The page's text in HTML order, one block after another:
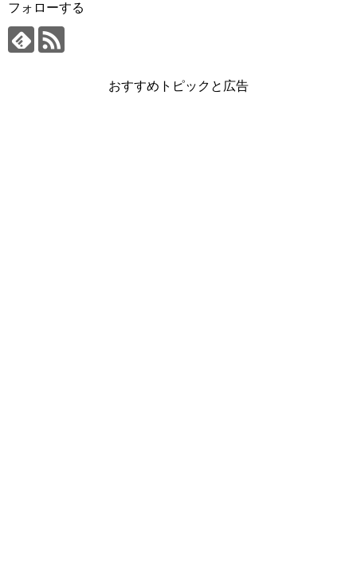
フォローする
おすすめトピックと広告